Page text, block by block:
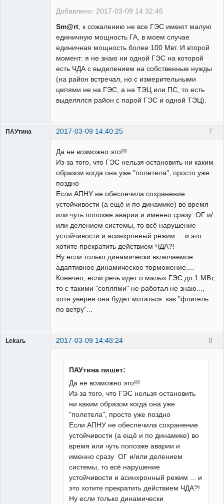
Добавлено: 2017-03-09 14:32:46
Sm@rt , к сожалению не все ГЭС имеют малую
единичную мощность ГА, в моем случае
единичная мощность более 100 Мвт. И второй
момент: я не знаю ни одной ГЭС на которой
есть ЧДА с выделением на собственные нужды
(на район встречал, но с измерительными
цепями не на ГЭС, а на ТЭЦ или ПС, то есть
выделялся район с парой ГЭС и одной ТЭЦ).
7
ПАУтина 2017-03-09 14:40:25
Да не возможно это!!!
Из-за того, что ГЭС нельзя остановить ни каким
образом когда она уже "полетела", просто уже
поздно
Если АПНУ не обеспечила сохранение
устойчивости (а ещё и по динамике) во время
или чуть попозже аварии и именно сразу ОГ и/
или делением системы, то всё нарушение
устойчивости и асинхронный режим ... и это
хотите прекратить действием ЧДА?!
Ну если только динамически включаемое
адаптивное динамическое торможение....
Конечно, если речь идет о малых ГЭС до 1 МВт,
то с такими "соплями" не работал не знаю...,
хотя уверен она будет мотаться как "флигель
по ветру"...
8
Lekarь 2017-03-09 14:48:24
ПАУтина пишет:
Да не возможно это!!!
Из-за того, что ГЭС нельзя остановить
ни каким образом когда она уже
"полетела", просто уже поздно
Если АПНУ не обеспечила сохранение
устойчивости (а ещё и по динамике) во
время или чуть попозже аварии и
именно сразу ОГ и/или делением
системы, то всё нарушение
устойчивости и асинхронный режим ... и
это хотите прекратить действием ЧДА?!
Ну если только динамически